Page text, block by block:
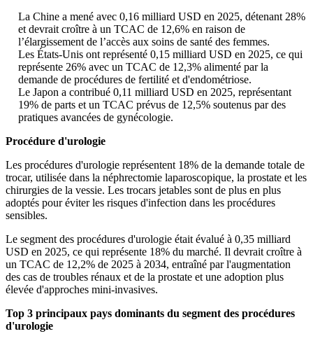
La Chine a mené avec 0,16 milliard USD en 2025, détenant 28%
et devrait croître à un TCAC de 12,6% en raison de
l’élargissement de l’accès aux soins de santé des femmes.
Les États-Unis ont représenté 0,15 milliard USD en 2025, ce qui
représente 26% avec un TCAC de 12,3% alimenté par la
demande de procédures de fertilité et d'endométriose.
Le Japon a contribué 0,11 milliard USD en 2025, représentant
19% de parts et un TCAC prévus de 12,5% soutenus par des
pratiques avancées de gynécologie.
Procédure d'urologie
Les procédures d'urologie représentent 18% de la demande totale de
trocar, utilisée dans la néphrectomie laparoscopique, la prostate et les
chirurgies de la vessie. Les trocars jetables sont de plus en plus
adoptés pour éviter les risques d'infection dans les procédures
sensibles.
Le segment des procédures d'urologie était évalué à 0,35 milliard
USD en 2025, ce qui représente 18% du marché. Il devrait croître à
un TCAC de 12,2% de 2025 à 2034, entraîné par l'augmentation
des cas de troubles rénaux et de la prostate et une adoption plus
élevée d'approches mini-invasives.
Top 3 principaux pays dominants du segment des procédures
d'urologie